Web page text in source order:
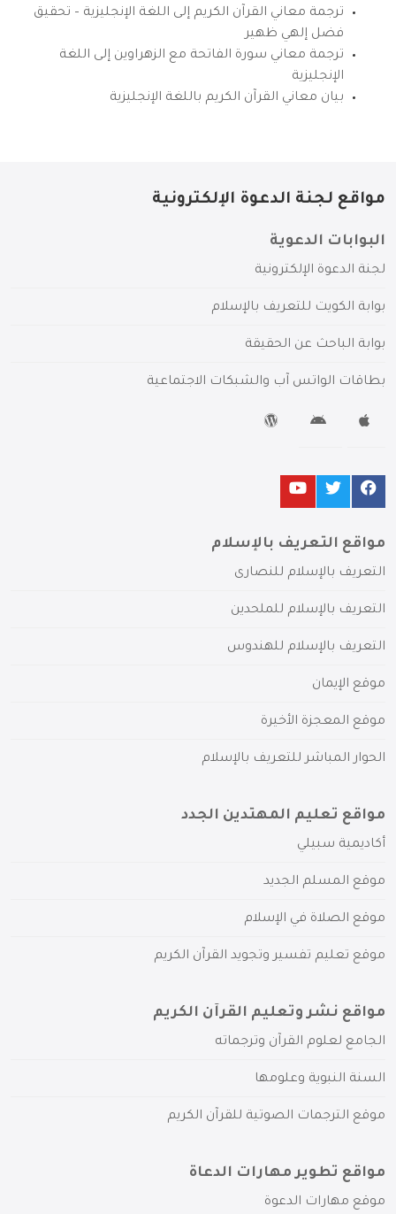
ترجمة معاني القرآن الكريم إلى اللغة الإنجليزية – تحقيق
فضل إلهي ظهير
ترجمة معاني سورة الفاتحة مع الزهراوين إلى اللغة
الإنجليزية
بيان معاني القرآن الكريم باللغة الإنجليزية
مواقع لجنة الدعوة الإلكترونية
البوابات الدعوية
لجنة الدعوة الإلكترونية
بوابة الكويت للتعريف بالإسلام
بوابة الباحث عن الحقيقة
بطاقات الواتس آب والشبكات الاجتماعية
مواقع التعريف بالإسلام
التعريف بالإسلام للنصارى
التعريف بالإسلام للملحدين
التعريف بالإسلام للهندوس
موقع الإيمان
موقع المعجزة الأخيرة
الحوار المباشر للتعريف بالإسلام
مواقع تعليم المهتدين الجدد
أكاديمية سبيلي
موقع المسلم الجديد
موقع الصلاة في الإسلام
موقع تعليم تفسير وتجويد القرآن الكريم
مواقع نشر وتعليم القرآن الكريم
الجامع لعلوم القرآن وترجماته
السنة النبوية وعلومها
موقع الترجمات الصوتية للقرآن الكريم
مواقع تطوير مهارات الدعاة
موقع مهارات الدعوة